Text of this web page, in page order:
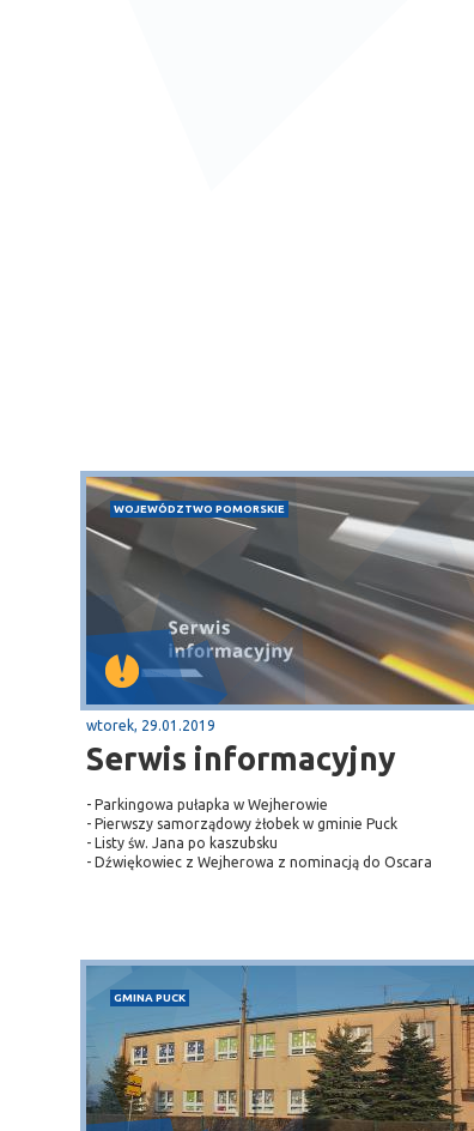
WOJEWÓDZTWO POMORSKIE
wtorek, 29.01.2019
Serwis informacyjny
- Parkingowa pułapka w Wejherowie
- Pierwszy samorządowy żłobek w gminie Puck
- Listy św. Jana po kaszubsku
- Dźwiękowiec z Wejherowa z nominacją do Oscara
GMINA PUCK
krajową nr 6
Sopot
plaża